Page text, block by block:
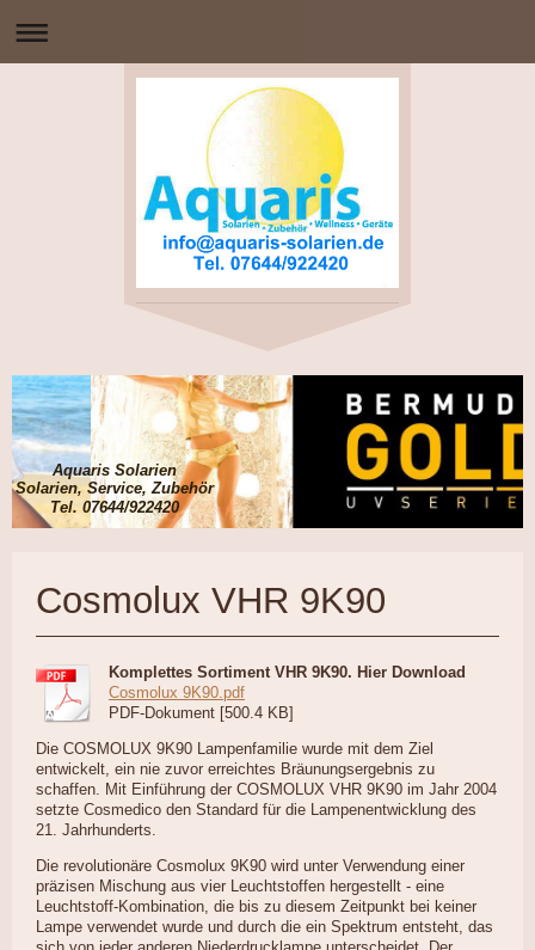
Aquaris Solarien
Solarien, Service, Zubehör
Tel. 07644/922420
Cosmolux VHR 9K90
Komplettes Sortiment VHR 9K90. Hier Download
Cosmolux 9K90.pdf
PDF-Dokument [500.4 KB]
Die COSMOLUX 9K90 Lampenfamilie wurde mit dem Ziel
entwickelt, ein nie zuvor erreichtes Bräunungsergebnis zu
schaffen. Mit Einführung der COSMOLUX VHR 9K90 im Jahr 2004
setzte Cosmedico den Standard für die Lampenentwicklung des
21. Jahrhunderts.
Die revolutionäre Cosmolux 9K90 wird unter Verwendung einer
präzisen Mischung aus vier Leuchtstoffen hergestellt - eine
Leuchtstoff-Kombination, die bis zu diesem Zeitpunkt bei keiner
Lampe verwendet wurde und durch die ein Spektrum entsteht, das